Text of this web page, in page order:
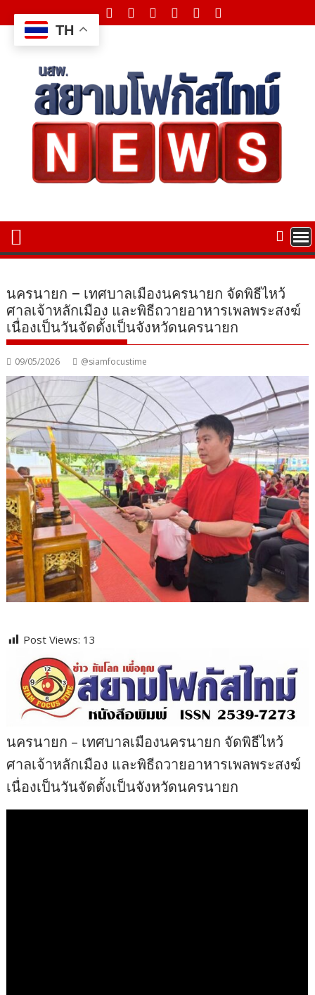
to
content
นครนายก – เทศบาลเมืองนครนายก จัดพิธีไหว้
ศาลเจ้าหลักเมือง และพิธีถวายอาหารเพลพระสงฆ์
เนื่องเป็นวันจัดตั้งเป็นจังหวัดนครนายก
09/05/2026 @siamfocustime
Post Views: 13
นครนายก – เทศบาลเมืองนครนายก จัดพิธีไหว้
ศาลเจ้าหลักเมือง และพิธีถวายอาหารเพลพระสงฆ์
เนื่องเป็นวันจัดตั้งเป็นจังหวัดนครนายก
TH